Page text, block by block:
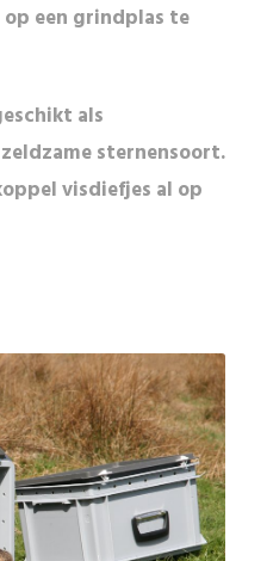
een grindplas te
als
zeldzame sternensoort.
visdiefjes al op